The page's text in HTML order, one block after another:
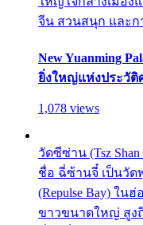
จีน สวนสนุก และก
New Yuanming
ยิ่งใหญ่แห่งประวัติ
1,078 views
วัดซีซ่าน (Tsz
ชื่อ ฉี่ซ้านจี๋ เป็นวัด
(Repulse Bay) ใน
ขาวขนาดใหญ่ สูงถึ